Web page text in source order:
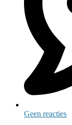
Geen reacties